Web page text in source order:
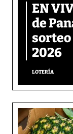
EN
de
sorteo
2026
LOTERÍA